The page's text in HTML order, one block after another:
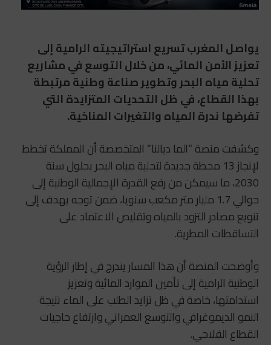
يواصل المغرب تسريع استراتيجيته الرامية إلى
تعزيز الأمن المائي، من خلال التوسع في مشاريع
تحلية مياه البحر وتطوير صناعة وطنية مرتبطة
بهذا القطاع، في ظل التحديات المتزايدة التي
تفرضها ندرة المياه والتغيرات المناخية.
وكشفت منصة “الما ديالنا” المتخصصة أن المملكة تخطط
لإنجاز 13 محطة جديدة لتحلية مياه البحر بحلول سنة
2030، ما سيمكن من رفع القدرة الإجمالية الوطنية إلى
حوالي 1.7 مليار متر مكعب سنويا، ضمن توجه يهدف إلى
تنويع مصادر التزود بالمياه وتقليص الاعتماد على
التساقطات المطرية.
وأوضحت المنصة أن هذا المسار يندرج في إطار الرؤية
الوطنية الرامية إلى تأمين الموارد المائية وتعزيز
استدامتها، خاصة في ظل تزايد الطلب على الماء نتيجة
النمو الديموغرافي والتوسع العمراني وارتفاع حاجيات
القطاع الفلاحي.